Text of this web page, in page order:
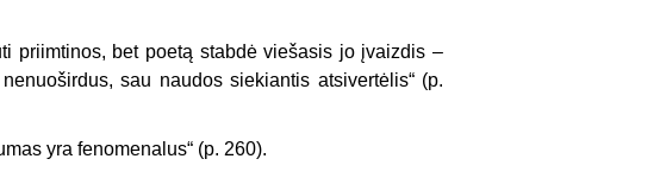
priimtinos, bet poetą stabdė viešasis jo įvaizdis –
sau naudos siekiantis atsivertėlis“ (p.
yra fenomenalus“ (p. 260).